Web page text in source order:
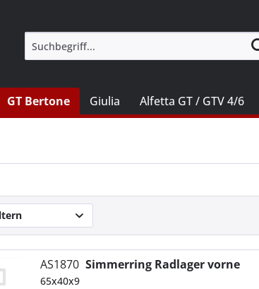
GT Bertone Giulia Alfetta GT / GTV 4/6
AS1870 Simmerring Radlager vorne
65x40x9